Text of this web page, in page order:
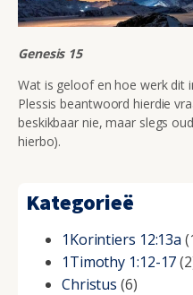
Genesis 15
Wat is geloof en hoe werk dit
Plessis beantwoord hierdie
beskikbaar nie, maar slegs
hierbo).
Kategorieë
1Korintiers 12:13a
1Timothy 1:12-17
Christus (6)